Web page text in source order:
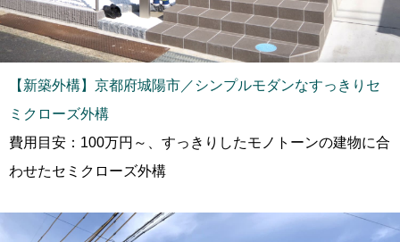
【新築外構】京都府城陽市／シンプルモダンなすっきりセ
ミクローズ外構
費用目安：100万円～、すっきりしたモノトーンの建物に合
わせたセミクローズ外構